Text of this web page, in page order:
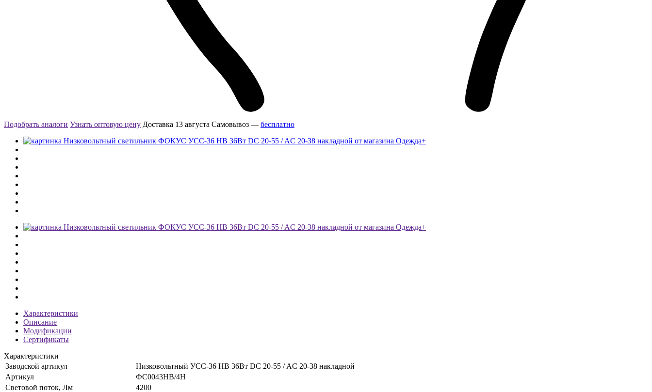
Подобрать аналоги Узнать оптовую цену Доставка 13 августа Самовывоз — бесплатно
Характеристики
Описание
Модификации
Сертификаты
Характеристики
Заводской артикул
Низковольтный УСС-36 НВ 36Вт DC 20-55 / AC 20-38 накладной
Артикул
ФС0043НВ/4Н
Световой поток, Лм
4200